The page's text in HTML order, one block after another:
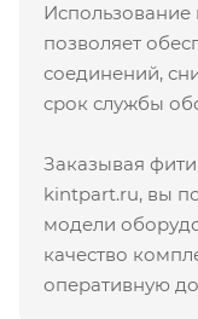
Использование
позволяет
соединений,
срок службы
Заказывая
kintpart.ru, вы
модели
качество
оперативную